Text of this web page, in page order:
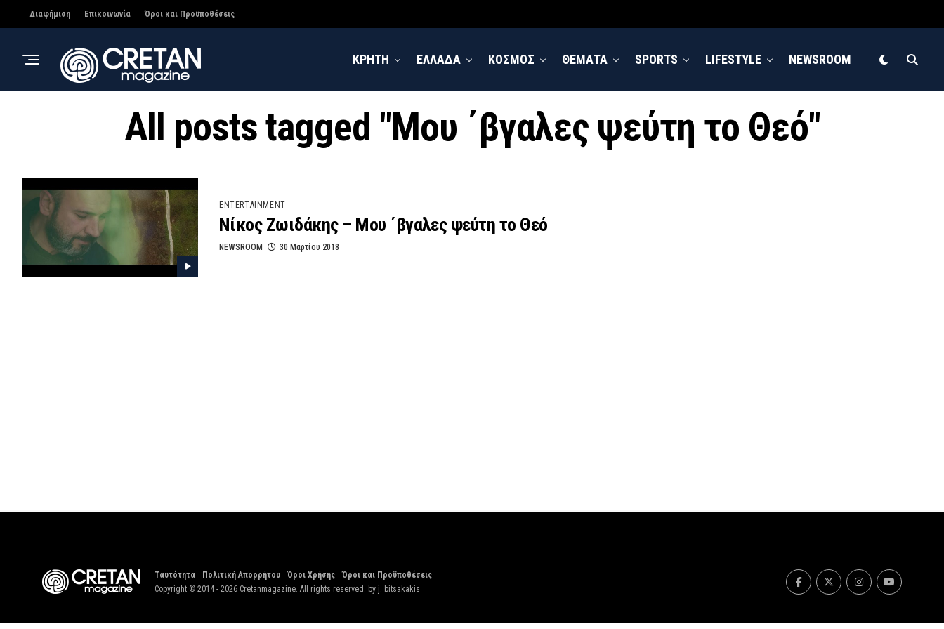
Διαφήμιση Επικοινωνία Όροι και Προϋποθέσεις
ΚΡΗΤΗ ΕΛΛΑΔΑ ΚΟΣΜΟΣ ΘΕΜΑΤΑ SPORTS LIFESTYLE NEWSROOM
All posts tagged "Μου ΄βγαλες ψεύτη το Θεό"
ENTERTAINMENT
Νίκος Ζωιδάκης – Μου ΄βγαλες ψεύτη το Θεό
NEWSROOM 30 Μαρτίου 2018
Ταυτότητα Πολιτική Απορρήτου Όροι Χρήσης
Όροι και Προϋποθέσεις
Copyright © 2014 - 2026 Cretanmagazine. All rights reserved. by j. bitsakakis